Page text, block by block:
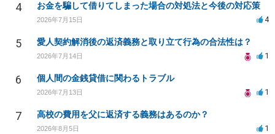
4 お金を騙して借りてしまった場合の対処法と今後の対応策
2026年7月15日 4
5 愛人契約解消後の返済義務と取り立て行為の合法性は？
2026年7月14日 1
6 個人間の金銭貸借に関わるトラブル
2026年7月13日 1
7 高校の費用を父に返済する義務はあるのか？
2026年8月5日 1